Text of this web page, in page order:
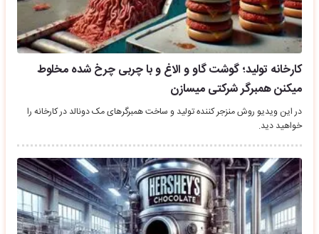
کارخانه تولید؛ گوشت گاو و الاغ و با چربی چرخ شده مخلوط
میکنن همبرگر شرکتی میسازن
در این ویدیو روش منزجر کننده تولید و ساخت همبرگرهای مک دونالد در کارخانه را
خواهید دید.